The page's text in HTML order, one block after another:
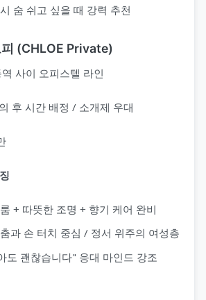
숨 쉬고 싶을 때 강력 추천
(CHLOE Private)
사이 오피스텔 라인
후 시간 배정 / 소개제 우대
+ 따뜻한 조명 + 향기 케어 완비
과 손 터치 중심 / 정서 위주의 여성층
도 괜찮습니다" 응대 마인드 강조